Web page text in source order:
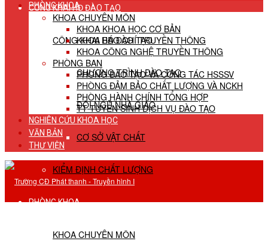
CÔNG KHAI HĐ ĐÀO TẠO
CÔNG KHAI HĐ ĐÀO TẠO
CHƯƠNG TRÌNH ĐÀO TẠO
ĐỘI NGŨ NHÀ GIÁO
CƠ SỞ VẬT CHẤT
KIỂM ĐỊNH CHẤT LƯỢNG
PHÒNG KHOA
KHOA CHUYÊN MÔN
PHÒNG KHOA
KHOA CHUYÊN MÔN
KHOA KHOA HỌC CƠ BẢN
KHOA BÁO CHÍ TRUYỀN THÔNG
KHOA CÔNG NGHỆ TRUYỀN THÔNG
PHÒNG BAN
PHÒNG ĐÀO TẠO VÀ CÔNG TÁC HSSSV
PHÒNG ĐẢM BẢO CHẤT LƯỢNG VÀ NCKH
PHÒNG HÀNH CHÍNH TỔNG HỢP
TT TUYỂN SINH DỊCH VỤ ĐÀO TẠO
NGHIÊN CỨU KHOA HỌC
VĂN BẢN
THƯ VIỆN